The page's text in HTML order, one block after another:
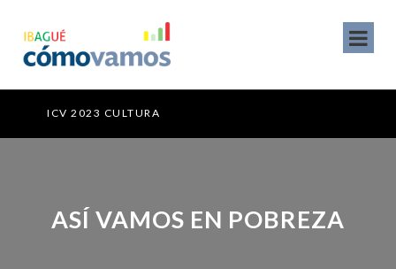
ICV 2023 CULTURA
ASÍ VAMOS EN POBREZA